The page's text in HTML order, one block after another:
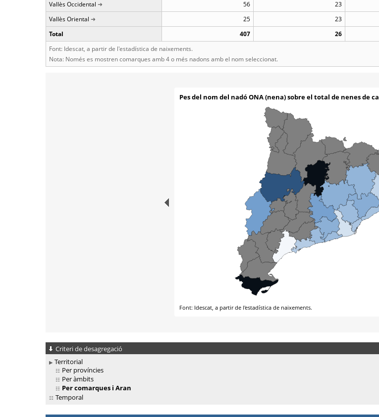
Vallès Occidental
56 23
Vallès Oriental
25 23
Total
407 26
Font: Idescat, a partir de l'estadística de naixements.
Nota: Només es mostren comarques amb 4 o més nadons amb el nom seleccionat.
Criteri de desagregació
Territorial
Per províncies
Per àmbits
Per comarques i Aran
Temporal